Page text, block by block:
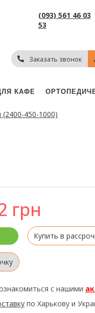
(093) 561 46 03
53
Заказать звонок
КАФЕ
450-1000)
грн
Купить в
с нашими
по Харькову и